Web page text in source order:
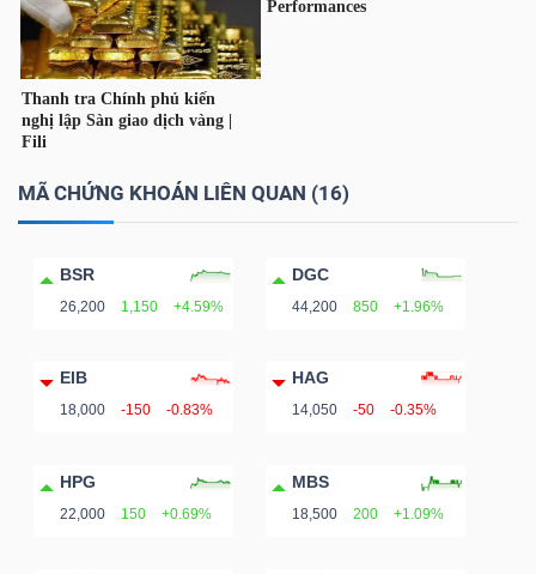
MÃ CHỨNG KHOÁN LIÊN QUAN (16)
BSR
26,200 1,150 +4.59%
DGC
44,200 850 +1.96%
EIB
18,000 -150 -0.83%
HAG
14,050 -50 -0.35%
HPG
22,000 150 +0.69%
MBS
18,500 200 +1.09%
CHÍNH
NGHỆ
TIN
DỊCH
TRUYỀN
THÔNG